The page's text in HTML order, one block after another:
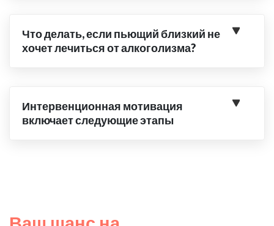
Что делать, если пьющий близкий не
хочет лечиться от алкоголизма?
Интервенционная мотивация
включает следующие этапы